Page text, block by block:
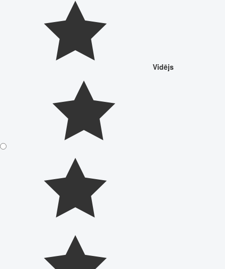
Vidējs